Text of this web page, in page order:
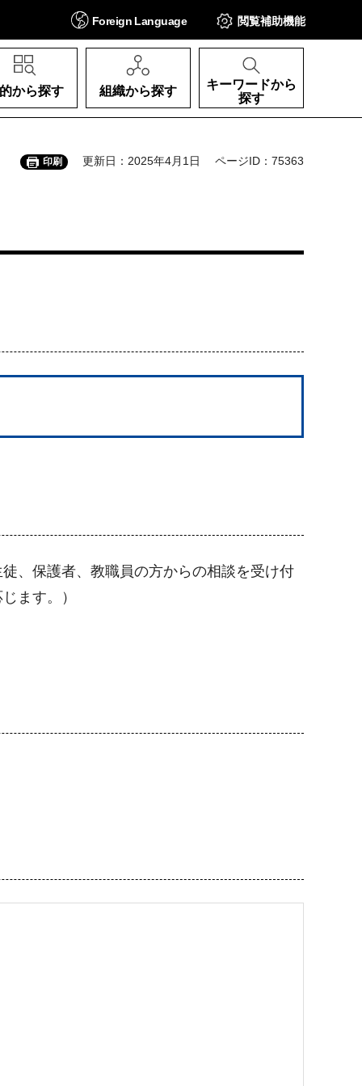
Foreign Language 閲覧補助機能
から探す 組織から探す
キーワードから
探す
印刷 更新日：2025年4月1日 ページID：75363
、保護者、教職員の方からの相談を受け付
ます。）